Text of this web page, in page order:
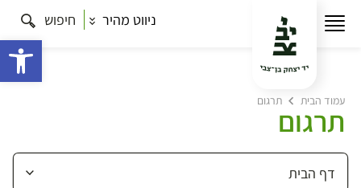
ניווט מהיר חיפוש
עמוד הבית תרגום
תרגום